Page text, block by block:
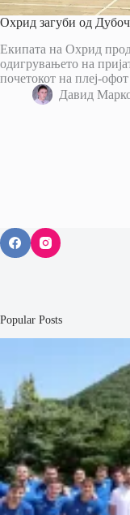
Охрид загуби од
Екипата на Охрид
одигрувањето на
почетокот на плеј-
Давид
Popular Posts